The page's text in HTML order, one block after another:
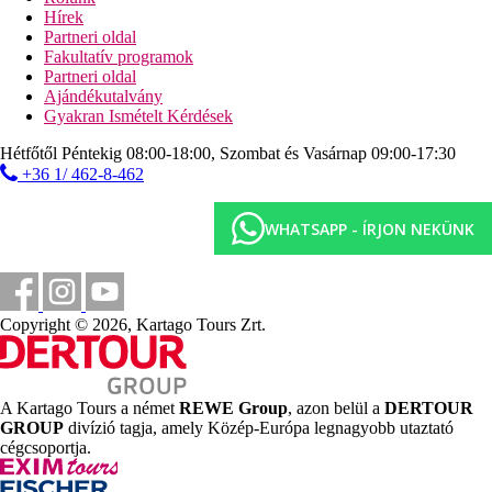
homokos strand
vízi sportok térítés ellenében
Sport és szórakozás térítés ellenében
vízi sportok helyi szolgáltatóknál
All Inclusive: minden étkezés büférendszerben, helyi
alkoholos és alkoholmentes italok a bárok nyitvatartása
szerint, snack-ételek napközben. Az All Inclusive
szállodák szolgáltatásai bizonyos részletekben
szállodánként eltérhetnek.
Szálláshely besorolás
Az adott ország hivatalos besorolása: 4*.
Távolságok
Vásárlás
800 m
Városközpont
Hírek
Partneri oldal
Fakultatív programok
Partneri oldal
Ajándékutalvány
Gyakran Ismételt Kérdések
Hétfőtől Péntekig 08:00-18:00, Szombat és Vasárnap 09:00-17:30
+36 1/ 462-8-462
WHATSAPP - ÍRJON NEKÜNK
Copyright © 2026, Kartago Tours Zrt.
A Kartago Tours a német REWE Group, azon belül a DERTOUR
GROUP divízió tagja, amely Közép-Európa legnagyobb utaztató
cégcsoportja.